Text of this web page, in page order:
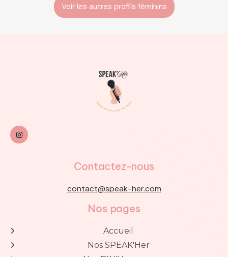
Voir les autres profils féminins

Contactez-nous
contact@speak-her.com
Nos pages
 Accueil
 Nos SPEAK'Her